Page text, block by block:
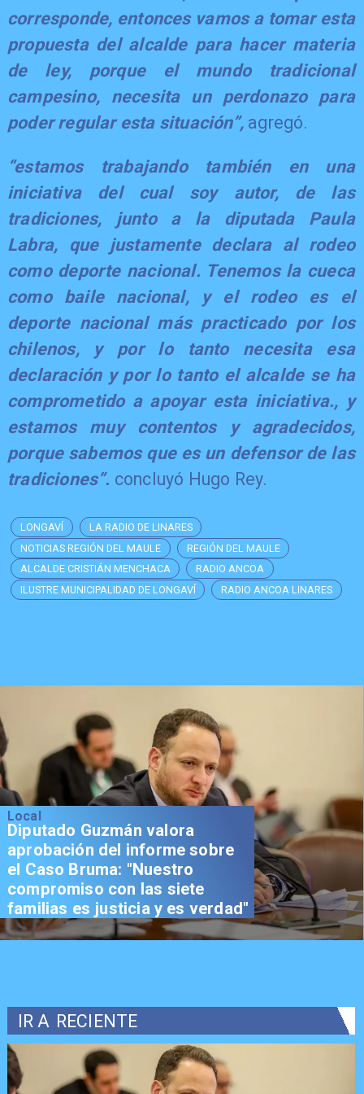
corresponde, entonces vamos a tomar esta
propuesta del alcalde para hacer materia
de ley, porque el mundo tradicional
campesino, necesita un perdonazo para
poder regular esta situación”, agregó.
“estamos trabajando también en una
iniciativa del cual soy autor, de las
tradiciones, junto a la diputada Paula
Labra, que justamente declara al rodeo
como deporte nacional. Tenemos la cueca
como baile nacional, y el rodeo es el
deporte nacional más practicado por los
chilenos, y por lo tanto necesita esa
declaración y por lo tanto el alcalde se ha
comprometido a apoyar esta iniciativa., y
estamos muy contentos y agradecidos,
porque sabemos que es un defensor de las
tradiciones”. concluyó Hugo Rey.
LONGAVÍ
LA RADIO DE LINARES
NOTICIAS REGIÓN DEL MAULE
REGIÓN DEL MAULE
ALCALDE CRISTIÁN MENCHACA
RADIO ANCOA
ILUSTRE MUNICIPALIDAD DE LONGAVÍ
RADIO ANCOA LINARES
Local
Diputado Guzmán valora
aprobación del informe sobre
el Caso Bruma: "Nuestro
compromiso con las siete
familias es justicia y es verdad"
IR A RECIENTE